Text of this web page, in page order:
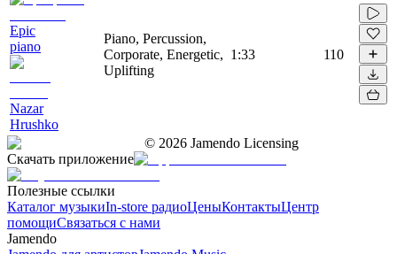
Epic
piano
Nazar
Hrushko
Piano, Percussion,
Corporate, Energetic,
Uplifting
1:33 110
© 2026 Jamendo Licensing
Скачать приложение
Полезные ссылки
Каталог музыкиIn-store радиоЦеныКонтактыЦентр
помощиСвязаться с нами
Jamendo